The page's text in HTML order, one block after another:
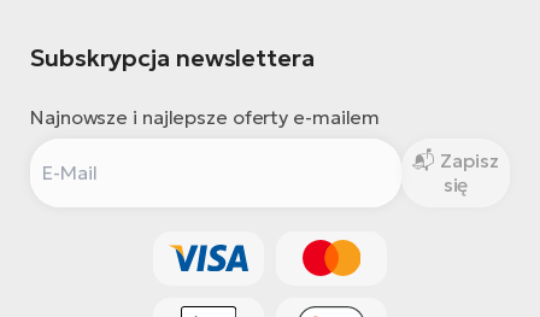
Subskrypcja newslettera
Najnowsze i najlepsze oferty e-mailem
się